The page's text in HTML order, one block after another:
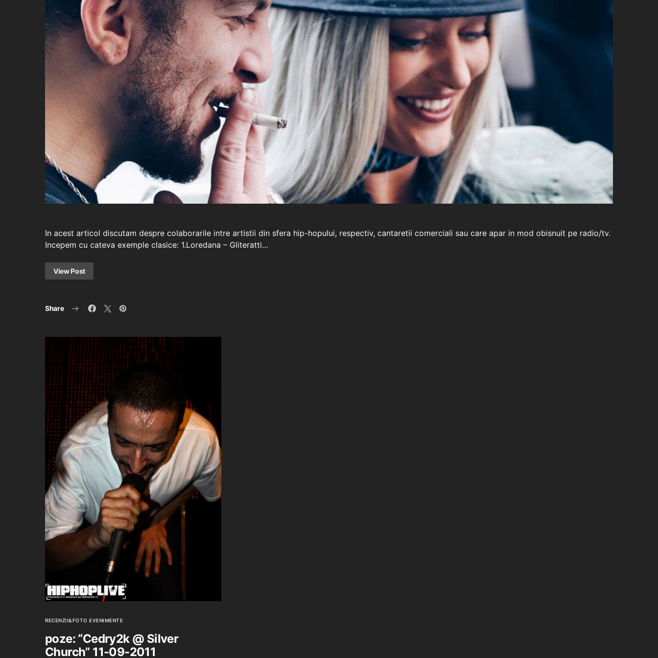
In acest articol discutam despre colaborarile intre artistii din sfera hip-hopului, respectiv, cantaretii comerciali sau care apar in mod obisnuit pe radio/tv.
Incepem cu cateva exemple clasice: 1.Loredana – Gliteratti…
View Post
Share
RECENZII&FOTO EVENIMENTE
poze: “Cedry2k @ Silver
Church” 11-09-2011